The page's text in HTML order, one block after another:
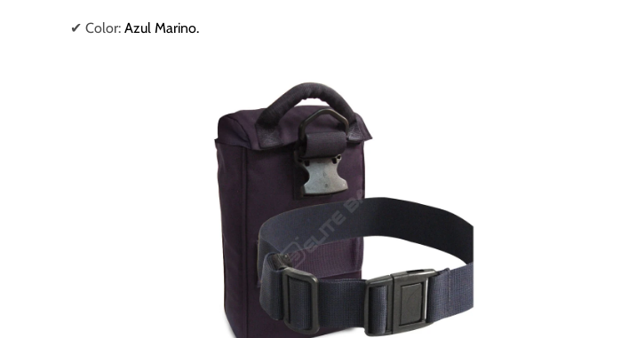
✔ Color: Azul Marino.